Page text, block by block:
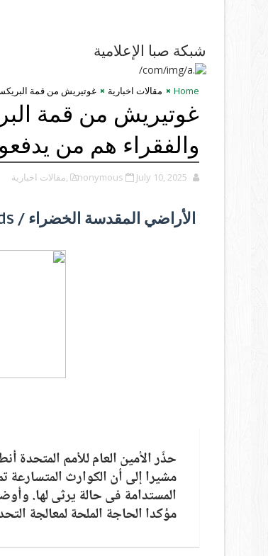
شبكة صبا الإعلامية
Home مقالات اخبارية غوتيريش من قمة
غوتيريش من قمة
والفقراء هم من
Anonymous July 10, 2025 ,مقالات اخبارية
الأراضي المقدسة الخضراء / GHLands
حذّر الأمين العام للأمم المتحدة
مشيرا إلى أن الكوارث المتسارعة
المستدامة في حالة يرثى لها.
مؤكدا الحاجة الملحة لمعالجة